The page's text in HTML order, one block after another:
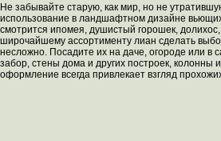
Не забывайте старую, как мир, но не
использование в ландшафтном дизайне
смотрится ипомея, душистый горошек,
широчайшему ассортименту лиан сделать
несложно. Посадите их на даче, огороде или в
забор, стены дома и других построек, колонны
оформление всегда привлекает взгляд